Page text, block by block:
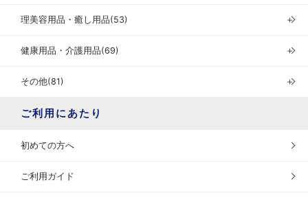
理美容用品・癒し用品(53) ＋
健康用品・介護用品(69) ＋
その他(81) ＋
ご利用にあたり
初めての方へ
ご利用ガイド